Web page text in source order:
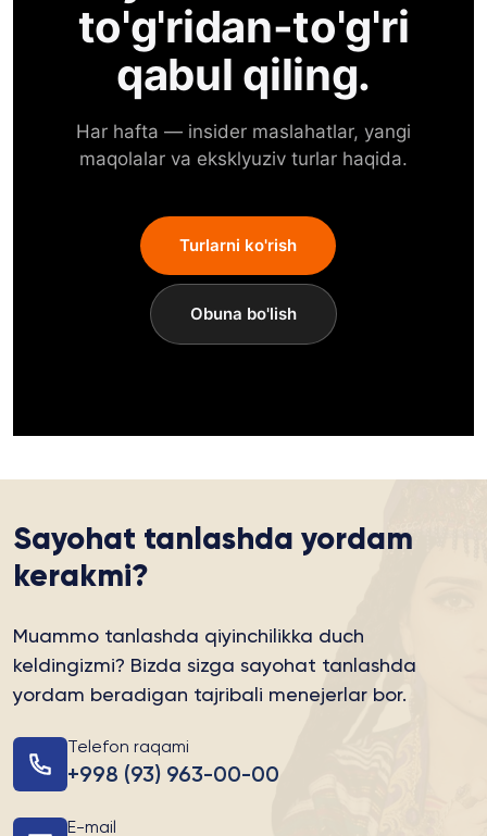
to'g'ridan-to'g'ri
qabul qiling.
Har hafta — insider maslahatlar, yangi
maqolalar va eksklyuziv turlar haqida.
Turlarni ko'rish
Obuna bo'lish
Sayohat tanlashda yordam
kerakmi?
Muammo tanlashda qiyinchilikka duch
keldingizmi? Bizda sizga sayohat tanlashda
yordam beradigan tajribali menejerlar bor.
Telefon raqami
+998 (93) 963-00-00
E-mail